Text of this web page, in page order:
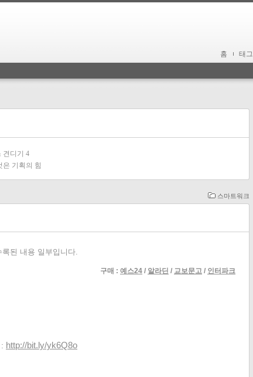
홈 태그
디기 4
은 기획의 힘
스마트워크
록된 내용 일부입니다.
구매 : 예스24 / 알라딘 / 교보문고 / 인터파크
http://bit.ly/yk6Q8o